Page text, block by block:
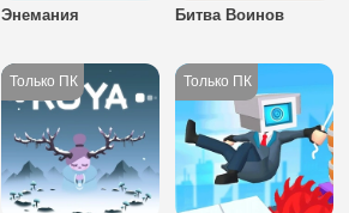
Энемания Битва Воинов